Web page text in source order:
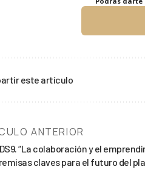
este artículo
ANTERIOR
“La colaboración y el
claves para el futuro del